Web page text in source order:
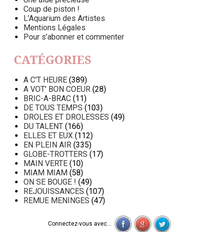
Coup de piston !
L’Aquarium des Artistes
Mentions Légales
Pour s’abonner et commenter
CATÉGORIES
A C'T HEURE (389)
A VOT' BON COEUR (28)
BRIC-A-BRAC (11)
DE TOUS TEMPS (103)
DROLES ET DROLESSES (49)
DU TALENT (166)
ELLES ET EUX (112)
EN PLEIN AIR (335)
GLOBE-TROTTERS (17)
MAIN VERTE (10)
MIAM MIAM (58)
ON SE BOUGE ! (49)
REJOUISSANCES (107)
REMUE MENINGES (47)
Connectez-vous avec...